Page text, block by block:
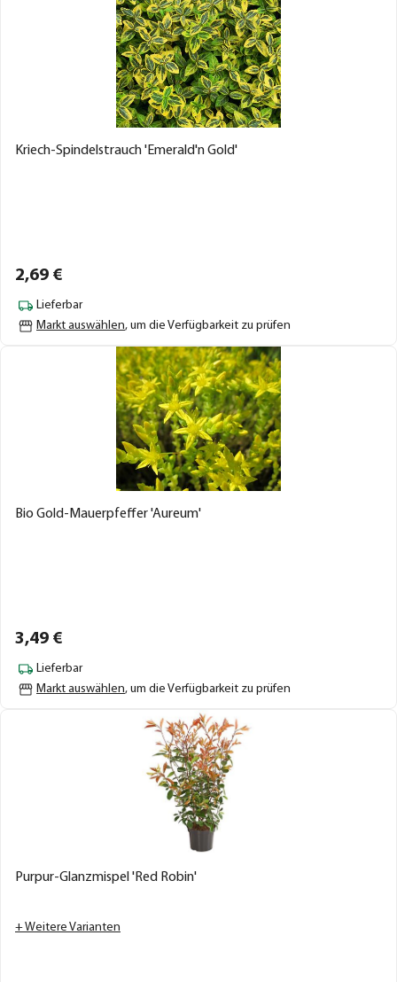
Kriech-Spindelstrauch 'Emerald'n Gold'
2,69 €
Lieferbar
Markt auswählen, um die Verfügbarkeit zu prüfen
Bio Gold-Mauerpfeffer 'Aureum'
3,49 €
Lieferbar
Markt auswählen, um die Verfügbarkeit zu prüfen
Purpur-Glanzmispel 'Red Robin'
+ Weitere Varianten